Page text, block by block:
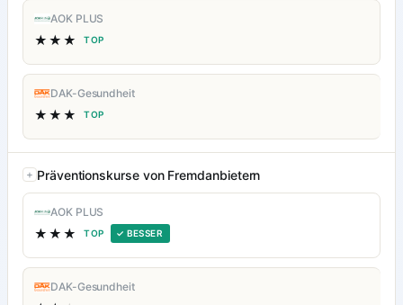
AOK PLUS
★★★ TOP
DAK-Gesundheit
★★★ TOP
Präventionskurse von Fremdanbietern
AOK PLUS
★★★ TOP ✓ BESSER
DAK-Gesundheit